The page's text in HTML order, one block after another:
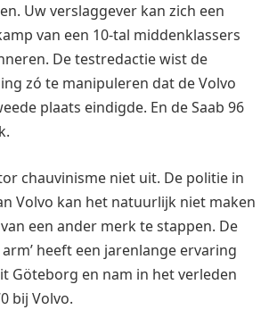
Uw verslaggever kan zich een
van een 10-tal middenklassers
De testredactie wist de
zó te manipuleren dat de Volvo
plaats eindigde. En de Saab 96
chauvinisme niet uit. De politie in
Volvo kan het natuurlijk niet maken
een ander merk te stappen. De
arm’ heeft een jarenlange ervaring
Göteborg en nam in het verleden
bij Volvo.